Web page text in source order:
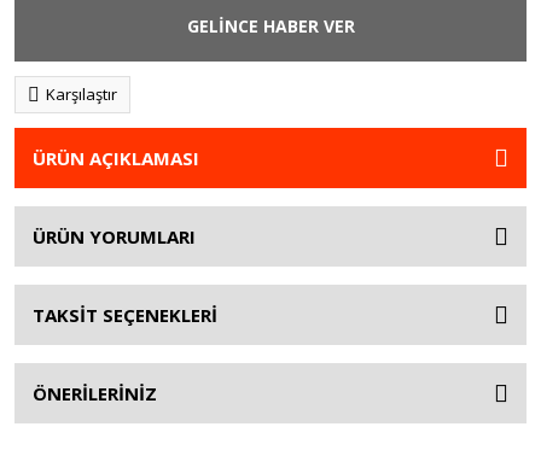
GELİNCE HABER VER
Karşılaştır
ÜRÜN AÇIKLAMASI
ÜRÜN YORUMLARI
TAKSİT SEÇENEKLERİ
ÖNERİLERİNİZ